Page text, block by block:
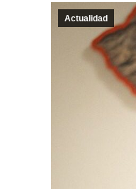
Actualidad